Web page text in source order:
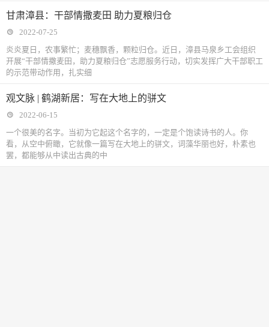
甘肃漳县：干部情撒麦田 助力夏粮归仓
2022-07-25
炎炎夏日，农事繁忙；麦穗飘香，颗粒归仓。近日，漳县马泉乡工会组织
开展“干部情撒麦田，助力夏粮归仓”志愿服务行动，切实发挥广大干部职工
的示范带动作用，扎实细
观文脉 | 鹤湖新居：写在大地上的骈文
2022-06-15
一个很美的名字。当初为它起这个名字的，一定是个饱读诗书的人。你
看，从空中俯瞰，它就像一篇写在大地上的骈文，词藻华丽也好，朴素也
罢，都能够从中读出古典的中